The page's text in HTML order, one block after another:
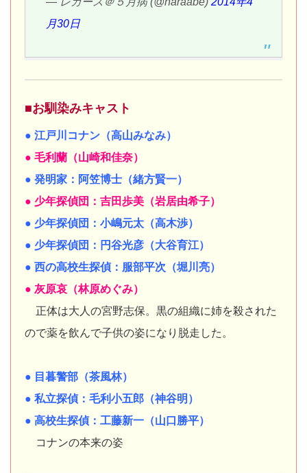
月30日
■お馴染みキャスト
● 江戸川コナン（高山みなみ）
● 毛利蘭（山崎和佳奈）
● 発明家：阿笠博士（緒方賢一）
● 少年探偵団：吉田歩美（岩居由希子）
● 少年探偵団：小嶋元太（高木渉）
● 少年探偵団：円谷光彦（大谷育江）
● 西の高校生探偵：服部平次（堀川亮）
● 灰原哀（林原めぐみ）
正体は大人の宮野志保。黒の組織に姉を殺された
ので薬を飲んで子供の姿になり脱走した。
● 目暮警部（茶風林）
● 私立探偵：毛利小五郎（神谷明）
● 高校生探偵：工藤新一（山口勝平）
コナンの本来の姿